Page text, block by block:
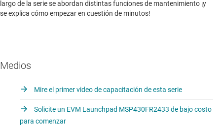
largo de la serie se abordan distintas funciones de mantenimiento ¡y
se explica cómo empezar en cuestión de minutos!
Medios
Mire el primer video de capacitación de esta serie
Solicite un EVM Launchpad MSP430FR2433 de bajo costo
para comenzar